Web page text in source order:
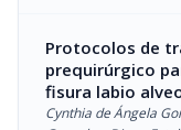
Protocolos de
prequirúrgico
fisura labio
Cynthia de Ángela